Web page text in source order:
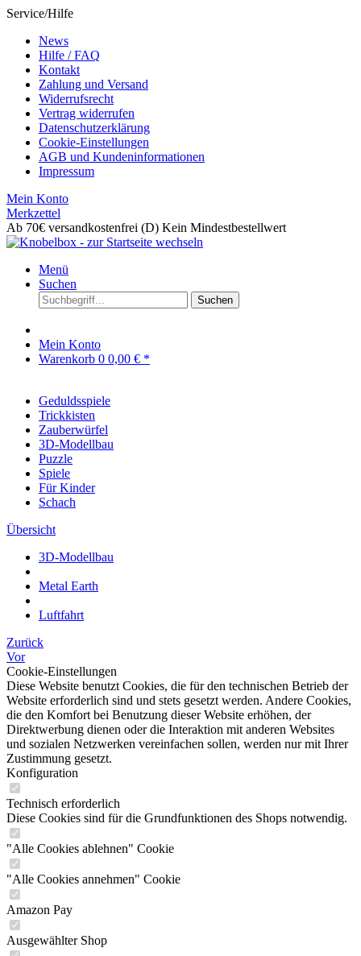
Service/Hilfe
News
Hilfe / FAQ
Kontakt
Zahlung und Versand
Widerrufsrecht
Vertrag widerrufen
Datenschutzerklärung
Cookie-Einstellungen
AGB und Kundeninformationen
Impressum
Mein Konto
Merkzettel
Ab 70€ versandkostenfrei (D) Kein Mindestbestellwert
Menü
Suchen
Suchen
Mein Konto
Warenkorb 0 0,00 € *
Geduldsspiele
Trickkisten
Zauberwürfel
3D-Modellbau
Puzzle
Spiele
Für Kinder
Schach
Übersicht
3D-Modellbau
Metal Earth
Luftfahrt
Zurück
Vor
Cookie-Einstellungen
Diese Website benutzt Cookies, die für den technischen Betrieb der
Website erforderlich sind und stets gesetzt werden. Andere Cookies,
die den Komfort bei Benutzung dieser Website erhöhen, der
Direktwerbung dienen oder die Interaktion mit anderen Websites
und sozialen Netzwerken vereinfachen sollen, werden nur mit Ihrer
Zustimmung gesetzt.
Konfiguration
Technisch erforderlich
Diese Cookies sind für die Grundfunktionen des Shops notwendig.
"Alle Cookies ablehnen" Cookie
"Alle Cookies annehmen" Cookie
Amazon Pay
Ausgewählter Shop